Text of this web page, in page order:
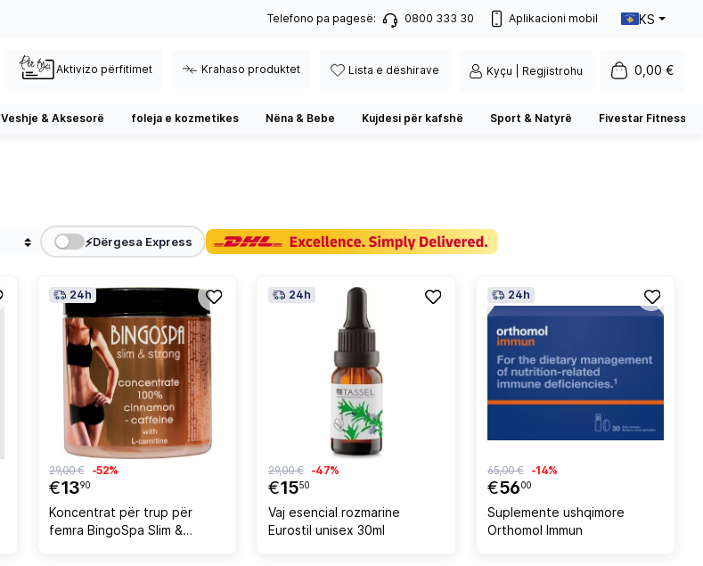
Telefono pa pagesë: 0800 333 30 Aplikacioni mobil KS
Aktivizo përfitimet Krahaso produktet Lista e dëshirave Kyçu | Regjistrohu 0,00 €
Veshje & Aksesorë foleja e kozmetikes Nëna & Bebe Kujdesi për kafshë Sport & Natyrë Fivestar Fitness
⚡Dërgesa Express
24h
€1390
29,00 € -52%
Koncentrat për trup për
femra BingoSpa Slim &
24h
€1550
29,00 € -47%
Vaj esencial rozmarine
Eurostil unisex 30ml
24h
€5600
65,00 € -14%
Suplemente ushqimore
Orthomol Immun